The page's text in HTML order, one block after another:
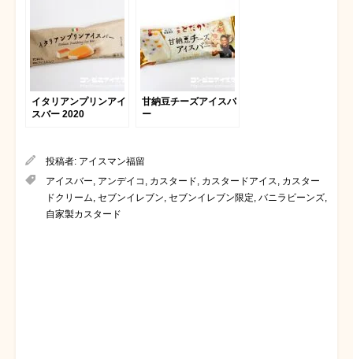
イタリアンプリンアイ
スバー 2020
甘納豆チーズアイスバ
ー
投稿者: アイスマン福留
アイスバー アンデイコ カスタード カスタードアイス
カスター
ドクリーム セブンイレブン セブンイレブン限定 バニラビーンズ
自家製カスタード